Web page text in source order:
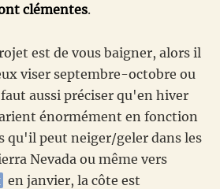
clémentes.
est de vous baigner, alors il
viser septembre-octobre ou
aussi préciser qu'en hiver
énormément en fonction
qu'il peut neiger/geler dans les
Nevada ou même vers
en janvier, la côte est